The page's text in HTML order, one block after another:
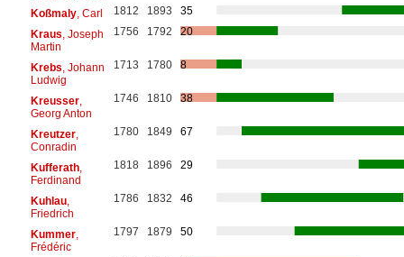
Koßmaly, Carl 1812 1893
35
Kraus , Joseph
Martin
1756 1792 20
Krebs , Johann
Ludwig
1713 1780 8
Kreusser,
Georg Anton
1746 1810 38
Kreutzer,
Conradin
1780 1849 67
Kufferath,
Ferdinand
1818 1896 29
Kuhlau,
Friedrich
1786 1832 46
Kummer,
Frédéric
1797 1879 50